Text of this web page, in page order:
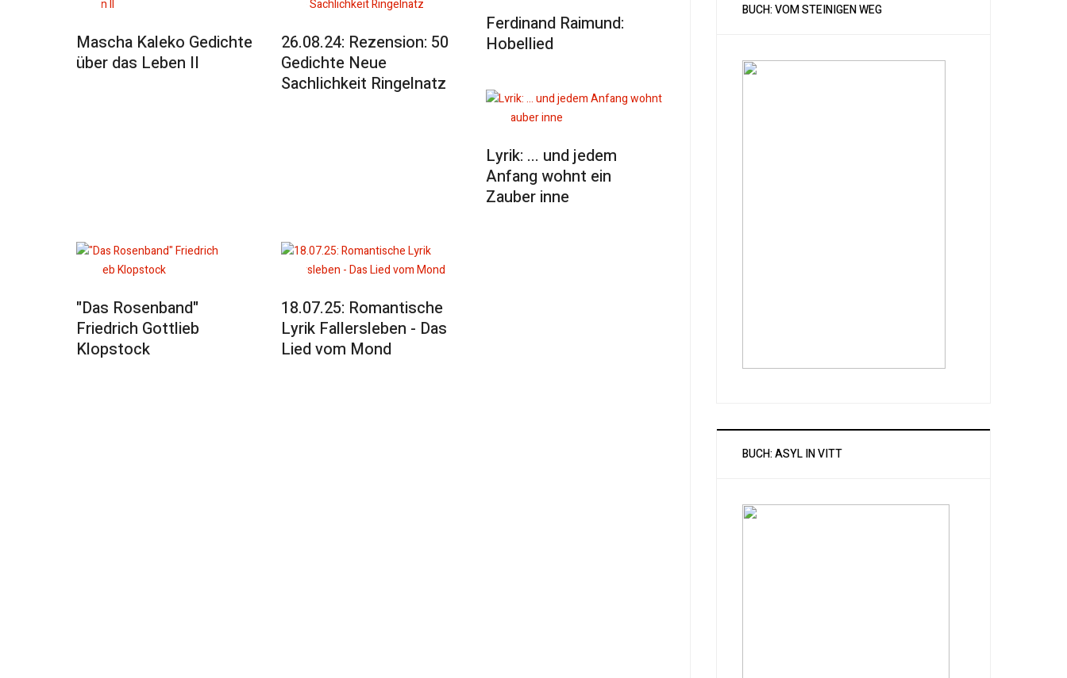
Mascha Kaleko Gedichte
über das Leben II
26.08.24: Rezension: 50
Gedichte Neue
Sachlichkeit Ringelnatz
Ferdinand Raimund:
Hobellied
Lyrik: ... und jedem
Anfang wohnt ein
Zauber inne
"Das Rosenband"
Friedrich Gottlieb
Klopstock
18.07.25: Romantische
Lyrik Fallersleben - Das
Lied vom Mond
BUCH: VOM STEINIGEN WEG
BUCH: ASYL IN VITT